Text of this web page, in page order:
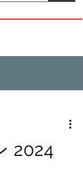
2024
ています。